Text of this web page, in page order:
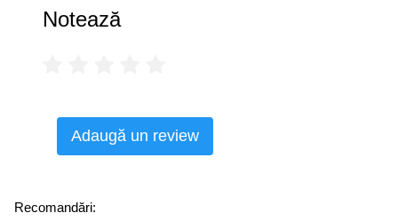
Notează
Adaugă un review
Recomandări: